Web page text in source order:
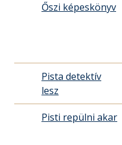
Őszi képeskönyv
Pista detektív
lesz
Pisti repülni akar